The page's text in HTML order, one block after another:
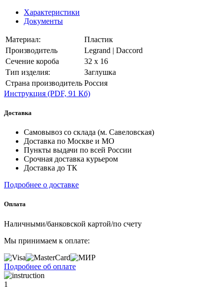
Характеристики
Документы
Материал:
Пластик
Производитель
Legrand | Daccord
Сечение короба
32 х 16
Тип изделия:
Заглушка
Страна производитель Россия
Инструкция (PDF, 91 Кб)
Доставка
Самовывоз со склада (м. Савеловская)
Доставка по Москве и МО
Пункты выдачи по всей России
Срочная доставка курьером
Доставка до ТК
Подробнее о доставке
Оплата
Наличными/банковской картой/по счету
Мы принимаем к оплате:
Подробнее об оплате
1